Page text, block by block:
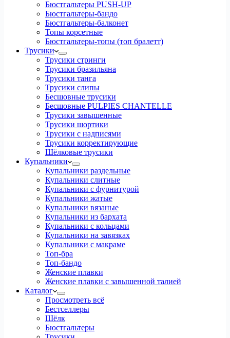
Бюстгальтеры PUSH-UP
Бюстгальтеры-бандо
Бюстгальтеры-балконет
Топы корсетные
Бюстгальтеры-топы (топ бралетт)
Трусики
Трусики стринги
Трусики бразильяна
Трусики танга
Трусики слипы
Бесшовные трусики
Бесшовные PULPIES CHANTELLE
Трусики завышенные
Трусики шортики
Трусики с надписями
Трусики корректирующие
Шёлковые трусики
Купальники
Купальники раздельные
Купальники слитные
Купальники с фурнитурой
Купальники жатые
Купальники вязаные
Купальники из бархата
Купальники с кольцами
Купальники на завязках
Купальники с макраме
Топ-бра
Топ-бандо
Женские плавки
Женские плавки с завышенной талией
Каталог
Просмотреть всё
Бестселлеры
Шёлк
Бюстгальтеры